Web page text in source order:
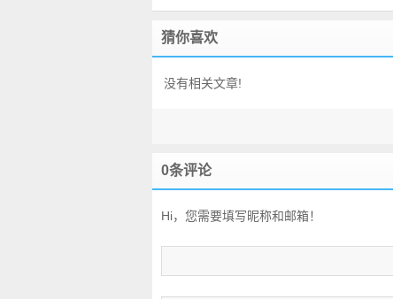
猜你喜欢
没有相关文章!
0条评论
Hi，您需要填写昵称和邮箱！